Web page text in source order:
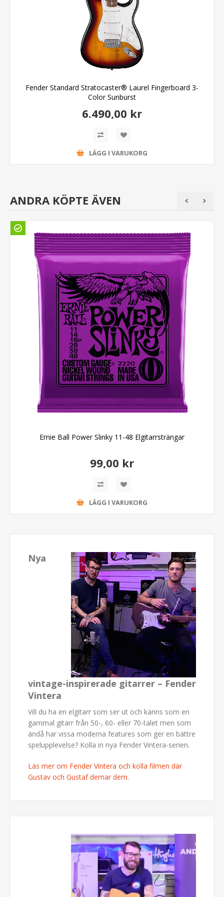
Fender Standard Stratocaster® Laurel Fingerboard 3-
Color Sunburst
6.490,00 kr
LÄGG I VARUKORG
ANDRA KÖPTE ÄVEN
Ernie Ball Power Slinky 11-48 Elgitarrsträngar
99,00 kr
LÄGG I VARUKORG
Nya
vintage-inspirerade gitarrer – Fender
Vintera
Vill du ha en elgitarr som ser ut och känns som en
gammal gitarr från 50-, 60- eller 70-talet men som
ändå har vissa moderna features som ger en bättre
spelupplevelse? Kolla in nya Fender Vintera-serien.
Läs mer om Fender Vintera och kolla filmen där
Gustav och Gustaf demar dem.